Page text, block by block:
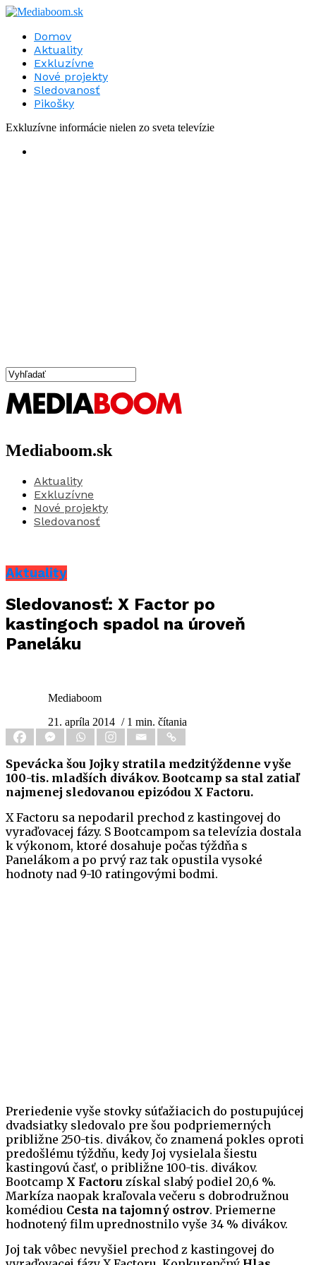
Domov
Aktuality
Exkluzívne
Nové projekty
Sledovanosť
Pikošky
Exkluzívne informácie nielen zo sveta televízie
Mediaboom.sk
Aktuality
Exkluzívne
Nové projekty
Sledovanosť
Aktuality
Sledovanosť: X Factor po
kastingoch spadol na úroveň
Paneláku
Mediaboom
21. apríla 2014 / 1 min. čítania
Spevácka šou Jojky stratila medzitýždenne vyše
100-tis. mladších divákov. Bootcamp sa stal zatiaľ
najmenej sledovanou epizódou X Factoru.
X Factoru sa nepodaril prechod z kastingovej do
vyraďovacej fázy. S Bootcampom sa televízia dostala
k výkonom, ktoré dosahuje počas týždňa s
Panelákom a po prvý raz tak opustila vysoké
hodnoty nad 9-10 ratingovými bodmi.
Preriedenie vyše stovky súťažiacich do postupujúcej
dvadsiatky sledovalo pre šou podpriemerných
približne 250-tis. divákov, čo znamená pokles oproti
predošlému týždňu, kedy Joj vysielala šiestu
kastingovú časť, o približne 100-tis. divákov.
Bootcamp X Factoru získal slabý podiel 20,6 %.
Markíza naopak kraľovala večeru s dobrodružnou
komédiou Cesta na tajomný ostrov. Priemerne
hodnotený film uprednostnilo vyše 34 % divákov.
Joj tak vôbec nevyšiel prechod z kastingovej do